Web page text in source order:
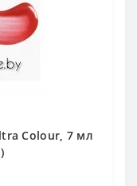
Colour, 7 мл